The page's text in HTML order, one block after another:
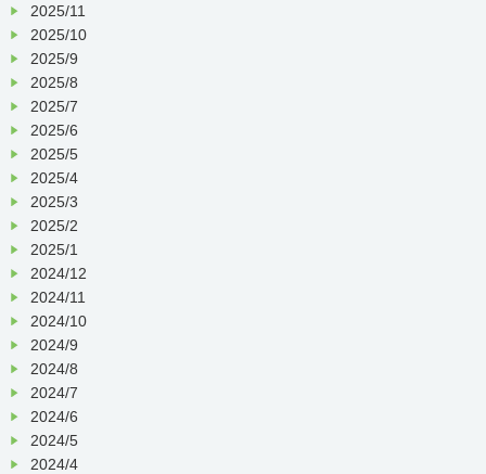
2025/11
2025/10
2025/9
2025/8
2025/7
2025/6
2025/5
2025/4
2025/3
2025/2
2025/1
2024/12
2024/11
2024/10
2024/9
2024/8
2024/7
2024/6
2024/5
2024/4